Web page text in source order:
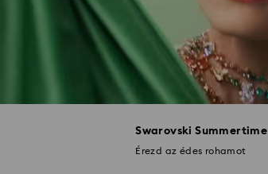
Swarovski Summertime
Érezd az édes rohamot